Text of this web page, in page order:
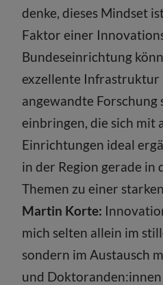
denke, dieses Mindset
Faktor einer
Bundeseinrichtung
exzellente Infrastruktur
angewandte
einbringen, die sich mit
Einrichtungen ideal
in der Region gerade in
Themen zu einer
Martin Korte:
mich selten allein im
sondern im Austausch
und Doktoranden:innen